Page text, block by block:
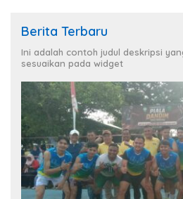
Berita Terbaru
Ini adalah contoh judul deskripsi
sesuaikan pada widget